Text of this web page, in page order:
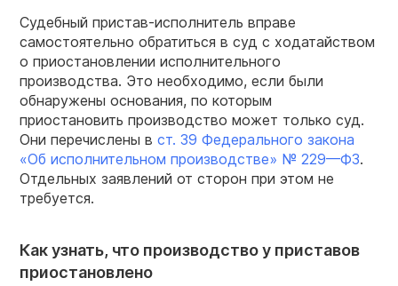
Судебный пристав-исполнитель вправе
самостоятельно обратиться в суд с ходатайством
о приостановлении исполнительного
производства. Это необходимо, если были
обнаружены основания, по которым
приостановить производство может только суд.
Они перечислены в ст. 39 Федерального закона
«Об исполнительном производстве» № 229—ФЗ.
Отдельных заявлений от сторон при этом не
требуется.
Как узнать, что производство у приставов
приостановлено